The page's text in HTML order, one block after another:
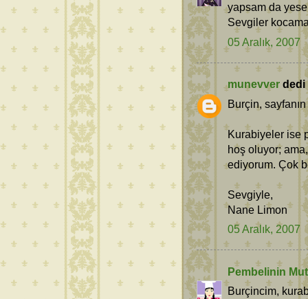
yapsam da
Sevgiler
05 Aralık, 2007
munevver dedi
Burçin,
Kurabiyeler ise
hoş oluyor;
ediyorum. Çok
Sevgiyle,
Nane Limon
05 Aralık, 2007
Pembelinin
Burçincim,